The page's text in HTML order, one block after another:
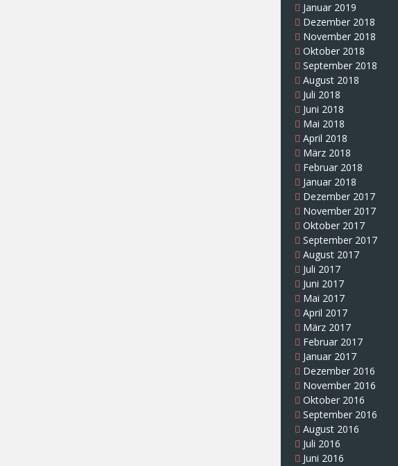
Januar 2019
Dezember 2018
November 2018
Oktober 2018
September 2018
August 2018
Juli 2018
Juni 2018
Mai 2018
April 2018
März 2018
Februar 2018
Januar 2018
Dezember 2017
November 2017
Oktober 2017
September 2017
August 2017
Juli 2017
Juni 2017
Mai 2017
April 2017
März 2017
Februar 2017
Januar 2017
Dezember 2016
November 2016
Oktober 2016
September 2016
August 2016
Juli 2016
Juni 2016